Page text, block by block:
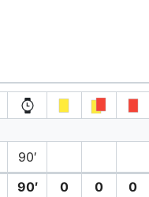
90′
90′ 0 0 0